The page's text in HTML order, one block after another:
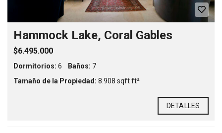
Hammock Lake, Coral Gables
$6.495.000
Dormitorios: 6 Baños: 7
Tamaño de la Propiedad: 8.908 sqft ft²
DETALLES